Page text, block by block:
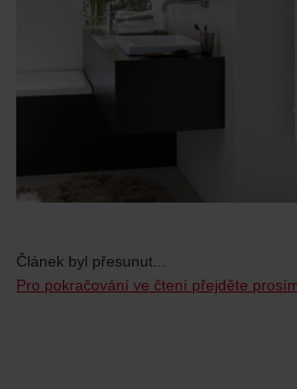
Článek byl přesunut...
Pro pokračování ve čtení přejděte